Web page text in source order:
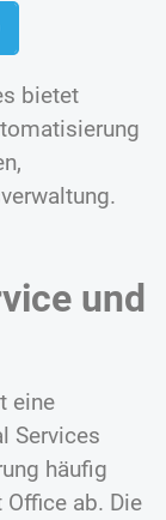
bietet
und
eine
Services
häufig
ab. Die